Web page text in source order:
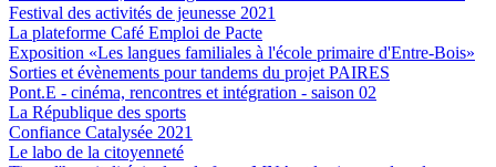
Festival des activités de jeunesse 2021
La plateforme Café Emploi de Pacte
Exposition «Les langues familiales à l'école primaire d'Entre-Bois»
Sorties et évènements pour tandems du projet PAIRES
Pont.E - cinéma, rencontres et intégration - saison 02
La République des sports
Confiance Catalysée 2021
Le labo de la citoyenneté